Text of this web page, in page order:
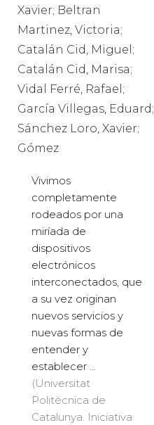
Xavier; Beltran
Martinez, Victoria;
Catalán Cid, Miguel;
Catalán Cid, Marisa;
Vidal Ferré, Rafael;
García Villegas, Eduard;
Sánchez Loro, Xavier;
Gómez
Vivimos
completamente
rodeados por una
miríada de
dispositivos
electrónicos
interconectados, que
a su vez originan
nuevos servicios y
nuevas formas de
entender y
establecer ...
(Universitat
Politècnica de
Catalunya. Iniciativa